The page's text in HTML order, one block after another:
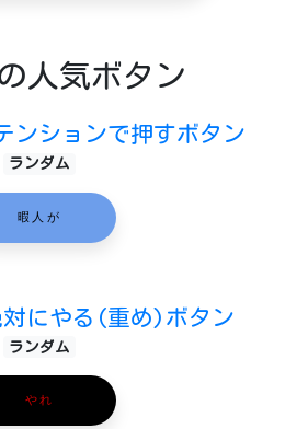
人気ボタン
ンションで押すボタン
ランダム
暇人が
対にやる(重め)ボタン
ランダム
やれ